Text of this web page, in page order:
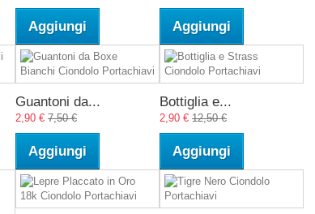
Aggiungi Aggiungi
Guantoni da...
2,90 € 7,50 €
Aggiungi
Bottiglia e...
2,90 € 12,50 €
Aggiungi